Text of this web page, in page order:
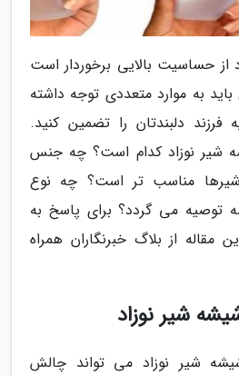
از حساسیت بالایی برخوردار است
به موارد متعددی توجه داشته
دلبندتان را تضمین کنید.
شیر نوزاد کدام است؟ چه جنس
مناسب تر است؟ چه نوع
توصیه می گردد؟ برای پاسخ به
مقاله از بلاگ خبرنگاران همراه
شیر نوزاد
شیر نوزاد می تواند چالش